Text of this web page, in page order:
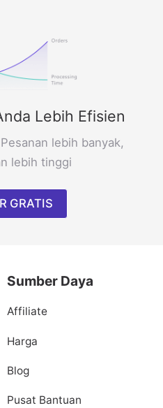
Lebih Efisien
lebih banyak,
lebih tinggi
GRATIS
Sumber Daya
Affiliate
Harga
Blog
Pusat Bantuan